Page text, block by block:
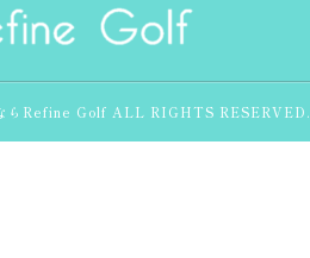
らRefine Golf ALL RIGHTS RESERVED.